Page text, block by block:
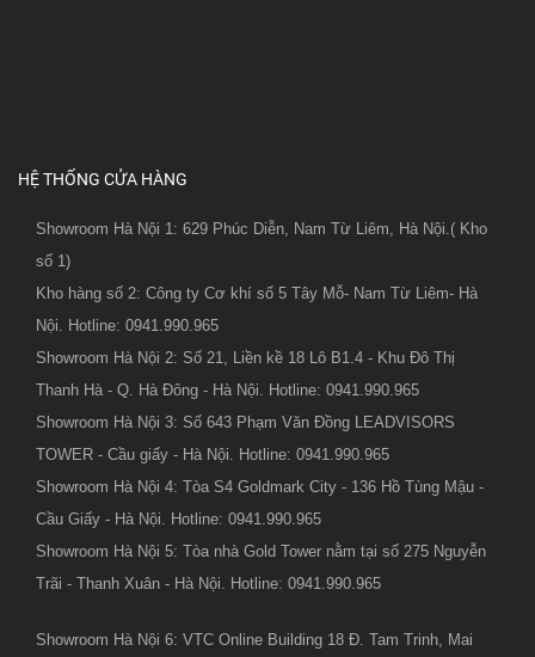
HỆ THỐNG CỬA HÀNG
Showroom Hà Nội 1: 629 Phúc Diễn, Nam Từ Liêm, Hà Nội.( Kho
số 1)
Kho hàng số 2: Công ty Cơ khí số 5 Tây Mỗ- Nam Từ Liêm- Hà
Nội. Hotline: 0941.990.965
Showroom Hà Nội 2: Số 21, Liền kề 18 Lô B1.4 - Khu Đô Thị
Thanh Hà - Q. Hà Đông - Hà Nội. Hotline: 0941.990.965
Showroom Hà Nội 3: Số 643 Phạm Văn Đồng LEADVISORS
TOWER - Cầu giấy - Hà Nội. Hotline: 0941.990.965
Showroom Hà Nội 4: Tòa S4 Goldmark City - 136 Hồ Tùng Mậu -
Cầu Giấy - Hà Nội. Hotline: 0941.990.965
Showroom Hà Nội 5: Tòa nhà Gold Tower nằm tại số 275 Nguyễn
Trãi - Thanh Xuân - Hà Nội. Hotline: 0941.990.965
Showroom Hà Nội 6: VTC Online Building 18 Đ. Tam Trinh, Mai